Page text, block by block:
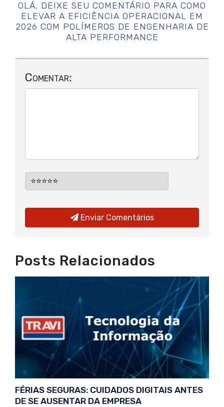
OLÁ, DEIXE SEU COMENTÁRIO PARA COMO
ELEVAR A EFICIÊNCIA OPERACIONAL EM
2026 COM POLÍMEROS DE ENGENHARIA DE
ALTA PERFORMANCE
Comentar:
Enviar Comentários
Posts Relacionados
FÉRIAS SEGURAS: CUIDADOS DIGITAIS ANTES
DE SE AUSENTAR DA EMPRESA